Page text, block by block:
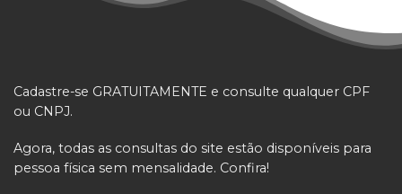
Cadastre-se GRATUITAMENTE e consulte qualquer CPF
ou CNPJ.
Agora, todas as consultas do site estão disponíveis para
pessoa física sem mensalidade. Confira!